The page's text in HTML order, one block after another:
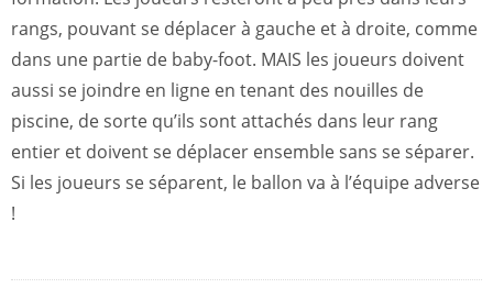
rangs, pouvant se déplacer à gauche et à droite, comme
dans une partie de baby-foot. MAIS les joueurs doivent
aussi se joindre en ligne en tenant des nouilles de
piscine, de sorte qu’ils sont attachés dans leur rang
entier et doivent se déplacer ensemble sans se séparer.
Si les joueurs se séparent, le ballon va à l’équipe adverse
!